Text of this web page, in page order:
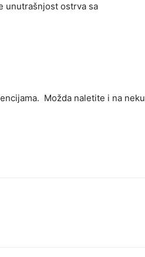
unutrašnjost ostrva sa
Možda naletite i na neku